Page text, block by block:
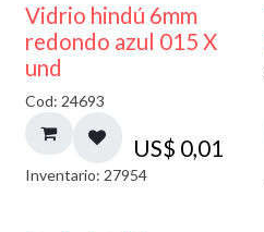
40% DESCUENTO
Vidrio hindú 6mm
redondo azul 015 X
und
Cod: 24693
US$ 0,01
Inventario: 27954